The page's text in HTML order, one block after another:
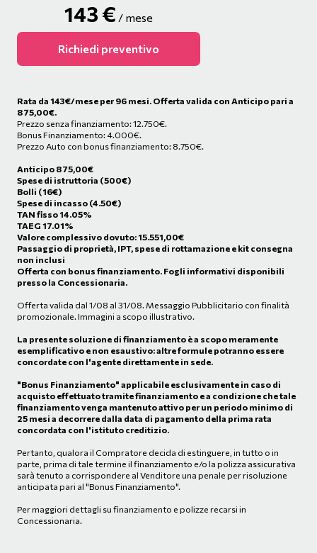
143 € / mese
Richiedi preventivo
Rata da 143€/mese per 96 mesi. Offerta valida con Anticipo pari a
875,00€.
Prezzo senza finanziamento: 12.750€.
Bonus Finanziamento: 4.000€.
Prezzo Auto con bonus finanziamento: 8.750€.
Anticipo 875,00€
Spese di istruttoria (500€)
Bolli (16€)
Spese di incasso (4.50€)
TAN fisso 14.05%
TAEG 17.01%
Valore complessivo dovuto:15.551,00€
Passaggio di proprietà, IPT, spese di rottamazione e kit consegna
non inclusi
Offerta con bonus finanziamento. Fogli informativi disponibili
presso la Concessionaria.
Offerta valida dal 1/08 al 31/08. Messaggio Pubblicitario con finalità
promozionale. Immagini a scopo illustrativo.
La presente soluzione di finanziamento è a scopo meramente
esemplificativo e non esaustivo: altre formule potranno essere
concordate con l'agente direttamente in sede.
"Bonus Finanziamento" applicabile esclusivamente in caso di
acquisto effettuato tramite finanziamento e a condizione che tale
finanziamento venga mantenuto attivo per un periodo minimo di
25 mesi a decorrere dalla data di pagamento della prima rata
concordata con l'istituto creditizio.
Pertanto, qualora il Compratore decida di estinguere, in tutto o in
parte, prima di tale termine il finanziamento e/o la polizza assicurativa
sarà tenuto a corrispondere al Venditore una penale per risoluzione
anticipata pari al "Bonus Finanziamento".
Per maggiori dettagli su finanziamento e polizze recarsi in
Concessionaria.